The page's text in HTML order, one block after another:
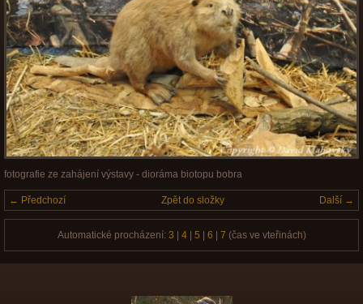
fotografie ze zahájení výstavy - dioráma biotopu bobra
← Předchozí Další →
Zpět do složky
Automatické procházení: 3 4| 5 6 7 (čas ve vteřinách)